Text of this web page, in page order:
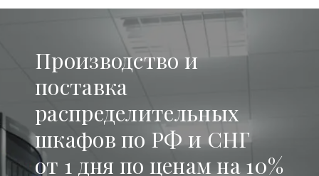
Производство и
поставка
распределительных
шкафов по РФ и СНГ
от 1 дня по ценам на 10%